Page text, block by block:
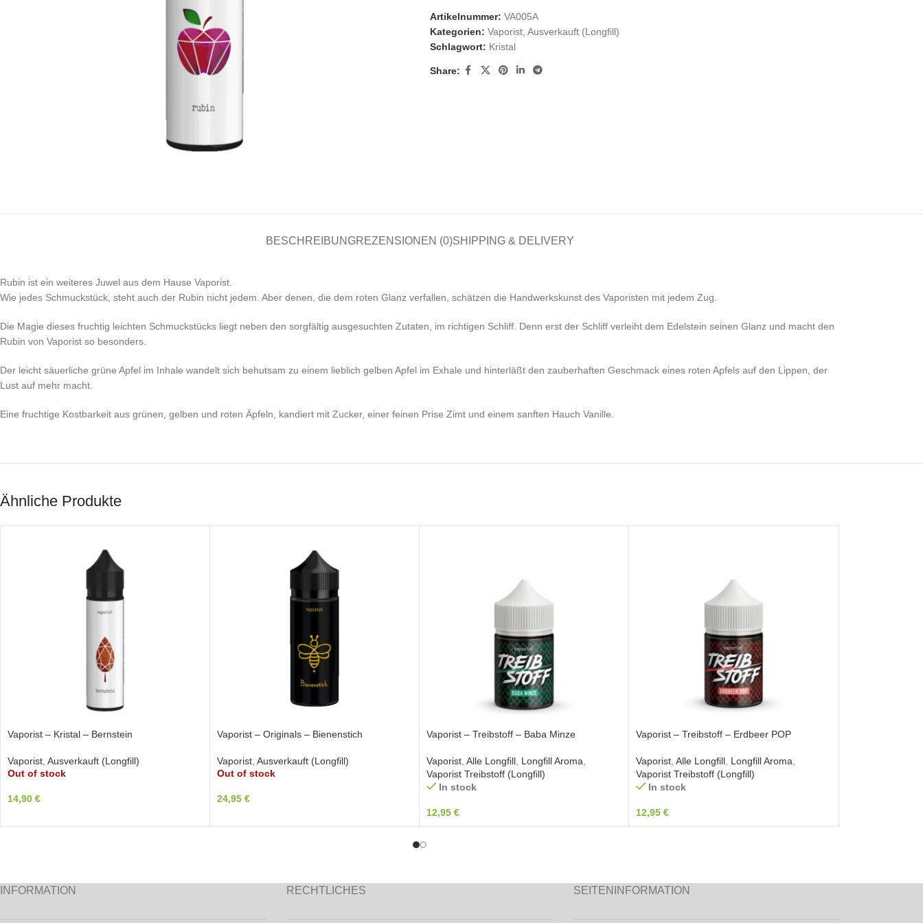
Artikelnummer: VA005A
Kategorien: Vaporist, Ausverkauft (Longfill)
Schlagwort: Kristal
Share:
BESCHREIBUNGREZENSIONEN (0)SHIPPING & DELIVERY
Rubin ist ein weiteres Juwel aus dem Hause Vaporist.
Wie jedes Schmuckstück, steht auch der Rubin nicht jedem. Aber denen, die dem roten Glanz verfallen, schätzen die Handwerkskunst des Vaporisten mit jedem Zug.
Die Magie dieses fruchtig leichten Schmuckstücks liegt neben den sorgfältig ausgesuchten Zutaten, im richtigen Schliff. Denn erst der Schliff verleiht dem Edelstein seinen Glanz und macht den
Rubin von Vaporist so besonders.
Der leicht säuerliche grüne Apfel im Inhale wandelt sich behutsam zu einem lieblich gelben Apfel im Exhale und hinterläßt den zauberhaften Geschmack eines roten Apfels auf den Lippen, der
Lust auf mehr macht.
Eine fruchtige Kostbarkeit aus grünen, gelben und roten Äpfeln, kandiert mit Zucker, einer feinen Prise Zimt und einem sanften Hauch Vanille.
Ähnliche Produkte
Vaporist – Kristal – Bernstein
Vaporist Ausverkauft (Longfill)
Out of stock
14,90 €
Vaporist – Originals – Bienenstich
Vaporist Ausverkauft (Longfill)
Out of stock
24,95 €
Vaporist – Treibstoff – Baba Minze
Vaporist Alle Longfill Longfill Aroma
Vaporist Treibstoff (Longfill)
In stock
12,95 €
Vaporist – Treibstoff – Erdbeer POP
Vaporist Alle Longfill Longfill Aroma
Vaporist Treibstoff (Longfill)
In stock
12,95 €
INFORMATION RECHTLICHES SEITENINFORMATION